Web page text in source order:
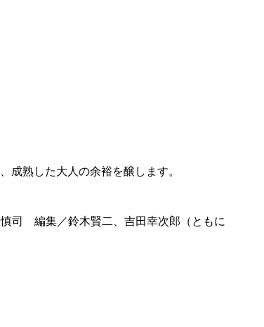
成熟した大人の余裕を醸します。
司 編集／鈴木賢二、吉田幸次郎（ともに